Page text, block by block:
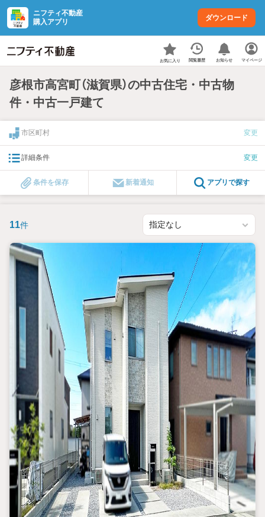
ニフティ不動産
購入アプリ
ダウンロード
お気に入り 閲覧履歴 お知らせ マイページ
彦根市高宮町（滋賀県）の中古住宅・中古物
件・中古一戸建て
市区町村 変更
詳細条件 変更
条件を保存 新着通知 アプリで探す
11件